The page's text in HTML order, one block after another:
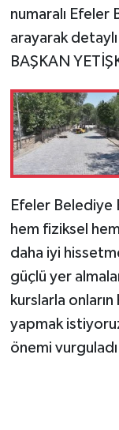
numaralı Efeler
arayarak
BAŞKAN
Efeler Belediye
hem fiziksel
daha iyi
güçlü yer
kurslarla
yapmak
önemi